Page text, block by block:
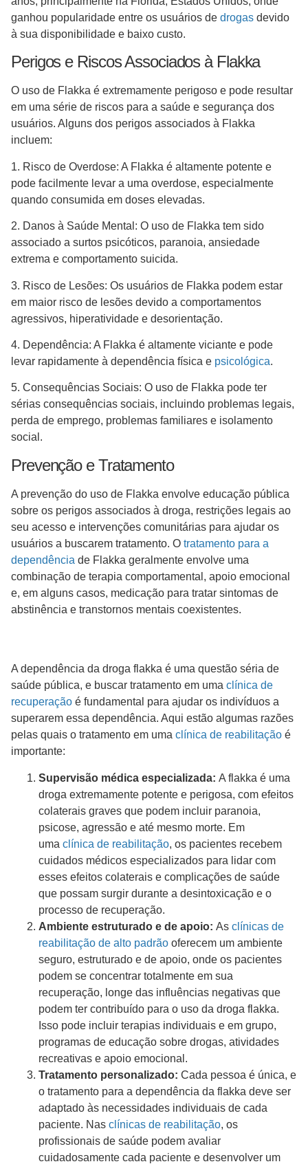
ganhou popularidade entre os usuários de drogas devido
à sua disponibilidade e baixo custo.
Perigos e Riscos Associados à Flakka
O uso de Flakka é extremamente perigoso e pode resultar
em uma série de riscos para a saúde e segurança dos
usuários. Alguns dos perigos associados à Flakka
incluem:
1. Risco de Overdose: A Flakka é altamente potente e
pode facilmente levar a uma overdose, especialmente
quando consumida em doses elevadas.
2. Danos à Saúde Mental: O uso de Flakka tem sido
associado a surtos psicóticos, paranoia, ansiedade
extrema e comportamento suicida.
3. Risco de Lesões: Os usuários de Flakka podem estar
em maior risco de lesões devido a comportamentos
agressivos, hiperatividade e desorientação.
4. Dependência: A Flakka é altamente viciante e pode
levar rapidamente à dependência física e psicológica.
5. Consequências Sociais: O uso de Flakka pode ter
sérias consequências sociais, incluindo problemas legais,
perda de emprego, problemas familiares e isolamento
social.
Prevenção e Tratamento
A prevenção do uso de Flakka envolve educação pública
sobre os perigos associados à droga, restrições legais ao
seu acesso e intervenções comunitárias para ajudar os
usuários a buscarem tratamento. O tratamento para a
dependência de Flakka geralmente envolve uma
combinação de terapia comportamental, apoio emocional
e, em alguns casos, medicação para tratar sintomas de
abstinência e transtornos mentais coexistentes.
A dependência da droga flakka é uma questão séria de
saúde pública, e buscar tratamento em uma clínica de
recuperação é fundamental para ajudar os indivíduos a
superarem essa dependência. Aqui estão algumas razões
pelas quais o tratamento em uma clínica de reabilitação é
importante:
Supervisão médica especializada: A flakka é uma
droga extremamente potente e perigosa, com efeitos
colaterais graves que podem incluir paranoia,
psicose, agressão e até mesmo morte. Em
uma clínica de reabilitação, os pacientes recebem
cuidados médicos especializados para lidar com
esses efeitos colaterais e complicações de saúde
que possam surgir durante a desintoxicação e o
processo de recuperação.
Ambiente estruturado e de apoio: As clínicas de
reabilitação de alto padrão oferecem um ambiente
seguro, estruturado e de apoio, onde os pacientes
podem se concentrar totalmente em sua
recuperação, longe das influências negativas que
podem ter contribuído para o uso da droga flakka.
Isso pode incluir terapias individuais e em grupo,
programas de educação sobre drogas, atividades
recreativas e apoio emocional.
Tratamento personalizado: Cada pessoa é única, e
o tratamento para a dependência da flakka deve ser
adaptado às necessidades individuais de cada
paciente. Nas clínicas de reabilitação, os
profissionais de saúde podem avaliar
cuidadosamente cada paciente e desenvolver um